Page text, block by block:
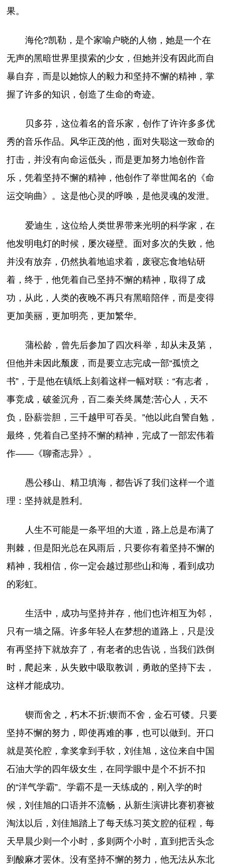
果。
海伦?凯勒，是个家喻户晓的人物，她是一个在
无声的黑暗世界里摸索的少女，但她并没有因此而自
暴自弃，而是以她惊人的毅力和坚持不懈的精神，掌
握了许多的知识，创造了生命的奇迹。
贝多芬，这位着名的音乐家，创作了许许多多优
秀的音乐作品。风华正茂的他，面对失聪这一致命的
打击，并没有向命运低头，而是更加努力地创作音
乐，凭着坚持不懈的精神，他创作了举世闻名的《命
运交响曲》。这是他心灵的呼唤，是他灵魂的发泄。
爱迪生，这位给人类世界带来光明的科学家，在
他发明电灯的时候，屡次碰壁。面对多次的失败，他
并没有放弃，仍然执着地追求着，废寝忘食地钻研
着，终于，他凭着自己坚持不懈的精神，取得了成
功，从此，人类的夜晚不再只有黑暗陪伴，而是变得
更加美丽，更加明亮，更加繁华。
蒲松龄，曾先后参加了四次科举，却从未及第，
但他并未因此颓废，而是要立志完成一部“孤愤之
书”，于是他在镇纸上刻着这样一幅对联：“有志者，
事竞成，破釜沉舟，百二秦关终属楚;苦心人，天不
负，卧薪尝胆，三千越甲可吞吴。”他以此自警自勉，
最终，凭着自己坚持不懈的精神，完成了一部宏伟着
作——《聊斋志异》。
愚公移山、精卫填海，都告诉了我们这样一个道
理：坚持就是胜利。
人生不可能是一条平坦的大道，路上总是布满了
荆棘，但是阳光总在风雨后，只要你有着坚持不懈的
精神，我相信，你一定会越过那些山和海，看到成功
的彩虹。
生活中，成功与坚持并存，他们也许相互为邻，
只有一墙之隔。许多年轻人在梦想的道路上，只是没
有再坚持下就放弃了，有老者的忠告说，当我们跌倒
时，爬起来，从失败中吸取教训，勇敢的坚持下去，
这样才能成功。
锲而舍之，朽木不折;锲而不舍，金石可镂。只要
坚持不懈的努力，即使再难的事，也可以做到。开口
就是英伦腔，拿奖拿到手软，刘佳旭，这位来自中国
石油大学的四年级女生，在同学眼中是个不折不扣
的“洋气学霸”。学霸不是一天练成的，刚入学的时
候，刘佳旭的口语并不流畅，从新生演讲比赛初赛被
淘汰以后，刘佳旭踏上了每天练习英文腔的征程，每
天早晨少则一个小时，多则两个小时，直到把舌头念
到酸麻才罢休。没有坚持不懈的努力，他无法从东北